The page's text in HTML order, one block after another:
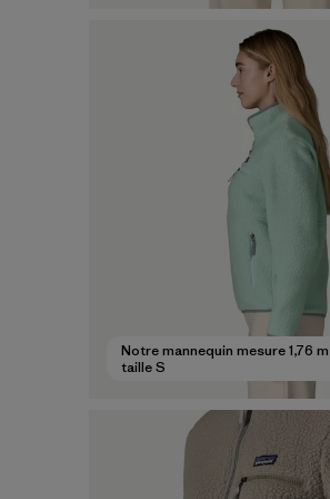
Notre mannequin mesure 1,76
taille S